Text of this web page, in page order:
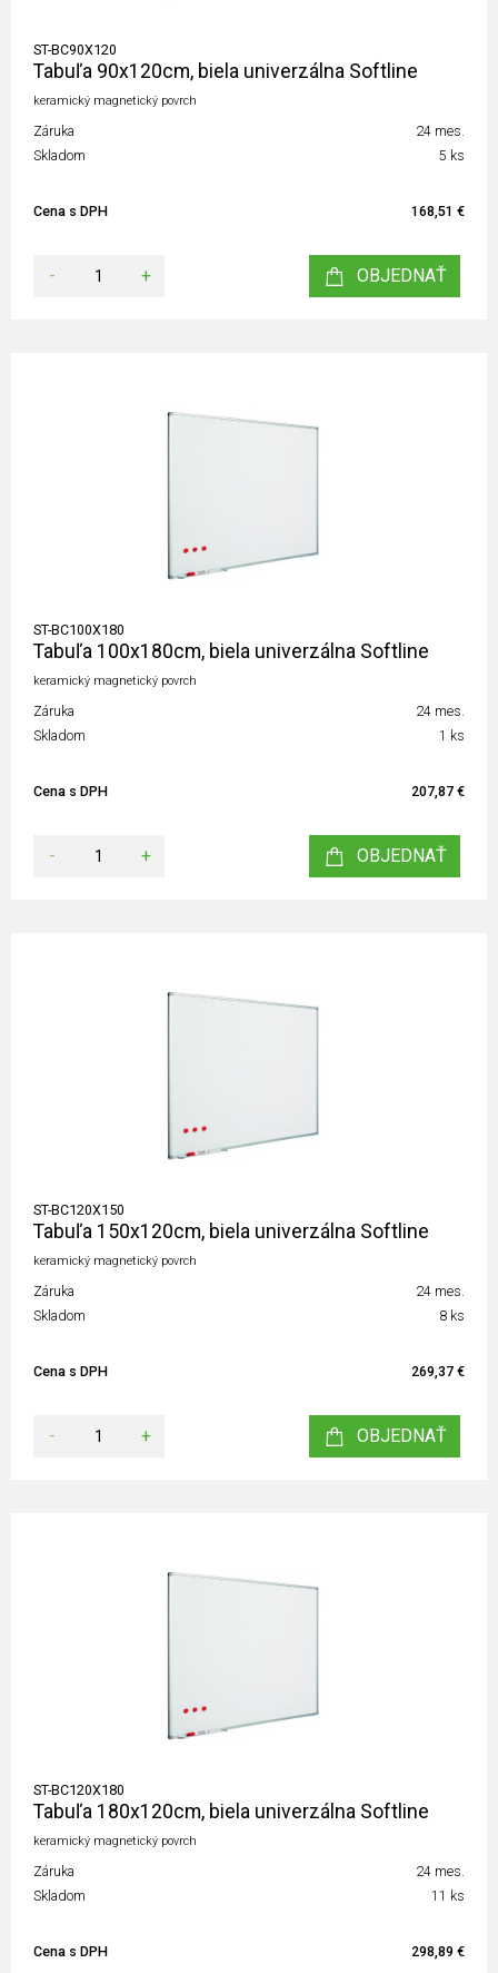
ST-BC90X120
Tabuľa 90x120cm, biela univerzálna Softline
keramický magnetický povrch
Záruka
24 mes.
Skladom
5 ks
Cena s DPH 168,51 €
- + OBJEDNAŤ
ST-BC100X180
Tabuľa 100x180cm, biela univerzálna Softline
keramický magnetický povrch
Záruka
24 mes.
Skladom
1 ks
Cena s DPH 207,87 €
- + OBJEDNAŤ
ST-BC120X150
Tabuľa 150x120cm, biela univerzálna Softline
keramický magnetický povrch
Záruka
24 mes.
Skladom
8 ks
Cena s DPH 269,37 €
- + OBJEDNAŤ
ST-BC120X180
Tabuľa 180x120cm, biela univerzálna Softline
keramický magnetický povrch
Záruka
24 mes.
Skladom
11 ks
Cena s DPH 298,89 €